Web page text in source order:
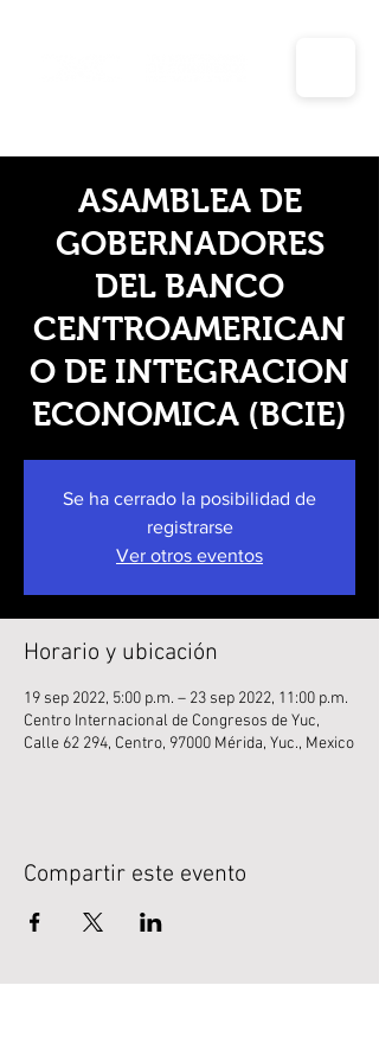
ASAMBLEA DE
GOBERNADORES
DEL BANCO
CENTROAMERICAN
O DE INTEGRACION
ECONOMICA (BCIE)
Se ha cerrado la posibilidad de
registrarse
Ver otros eventos
Horario y ubicación
19 sep 2022, 5:00 p.m. – 23 sep 2022, 11:00 p.m.
Centro Internacional de Congresos de Yuc,
Calle 62 294, Centro, 97000 Mérida, Yuc., Mexico
Compartir este evento